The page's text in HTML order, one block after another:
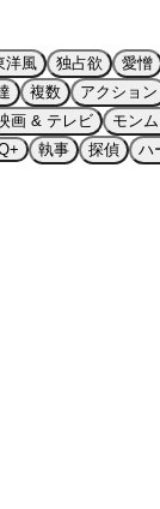
洋風 独占欲 愛憎
複数 アクション
画 & テレビ モン
執事 探偵 ハ